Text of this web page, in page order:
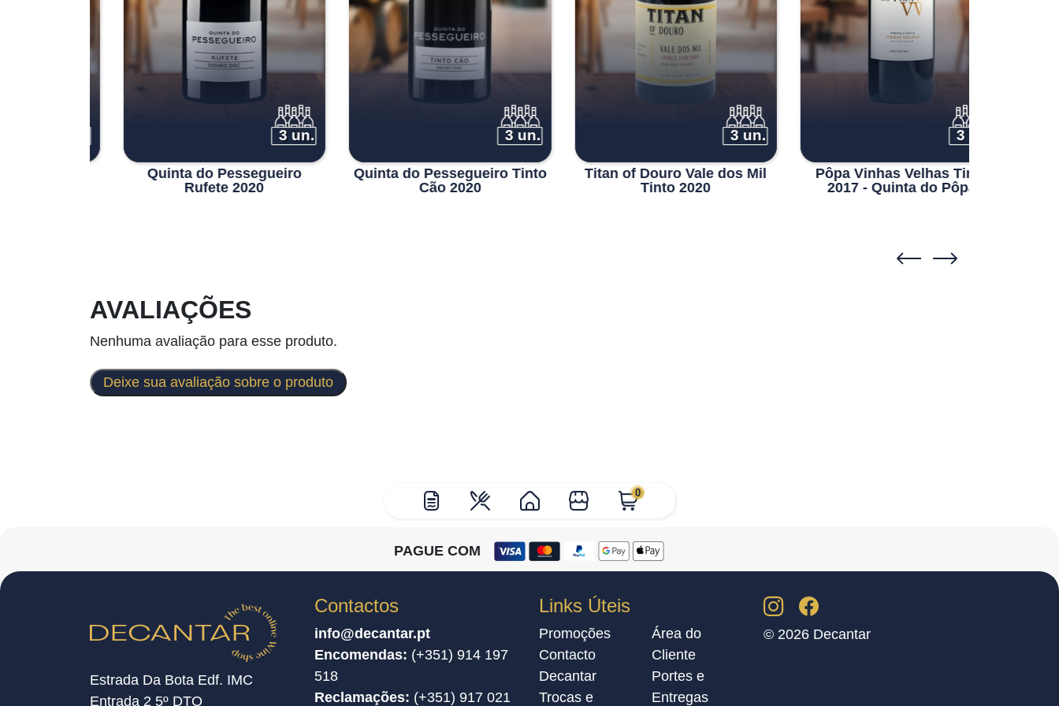
0
3 un.
Quinta do Pessegueiro
Rufete 2020
3 un.
Quinta do Pessegueiro Tinto
Cão 2020
3 un.
Titan of Douro Vale dos Mil
Tinto 2020
3 un.
Pôpa Vinhas Velhas Tinto
2017 - Quinta do Pôpa
AVALIAÇÕES
Nenhuma avaliação para esse produto.
Deixe sua avaliação sobre o produto
PAGUE COM
Estrada Da Bota Edf. IMC
Entrada 2 5º DTO
Contactos
info@decantar.pt
Encomendas: (+351) 914 197
518
Reclamações: (+351) 917 021
Links Úteis
Promoções
Contacto
Decantar
Trocas e
Área do
Cliente
Portes e
Entregas
© 2026 Decantar